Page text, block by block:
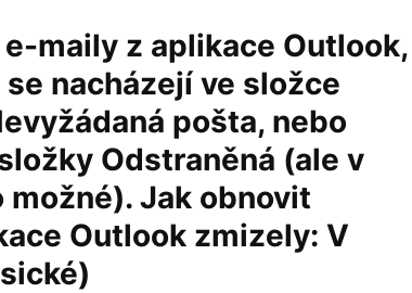
maily z aplikace Outlook,
nacházejí ve složce
pošta, nebo
Odstraněná (ale v
Jak obnovit
Outlook zmizely: V